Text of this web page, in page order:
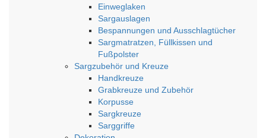
Einweglaken
Sargauslagen
Bespannungen und Ausschlagtücher
Sargmatratzen, Füllkissen und
Fußpolster
Sargzubehör und Kreuze
Handkreuze
Grabkreuze und Zubehör
Korpusse
Sargkreuze
Sarggriffe